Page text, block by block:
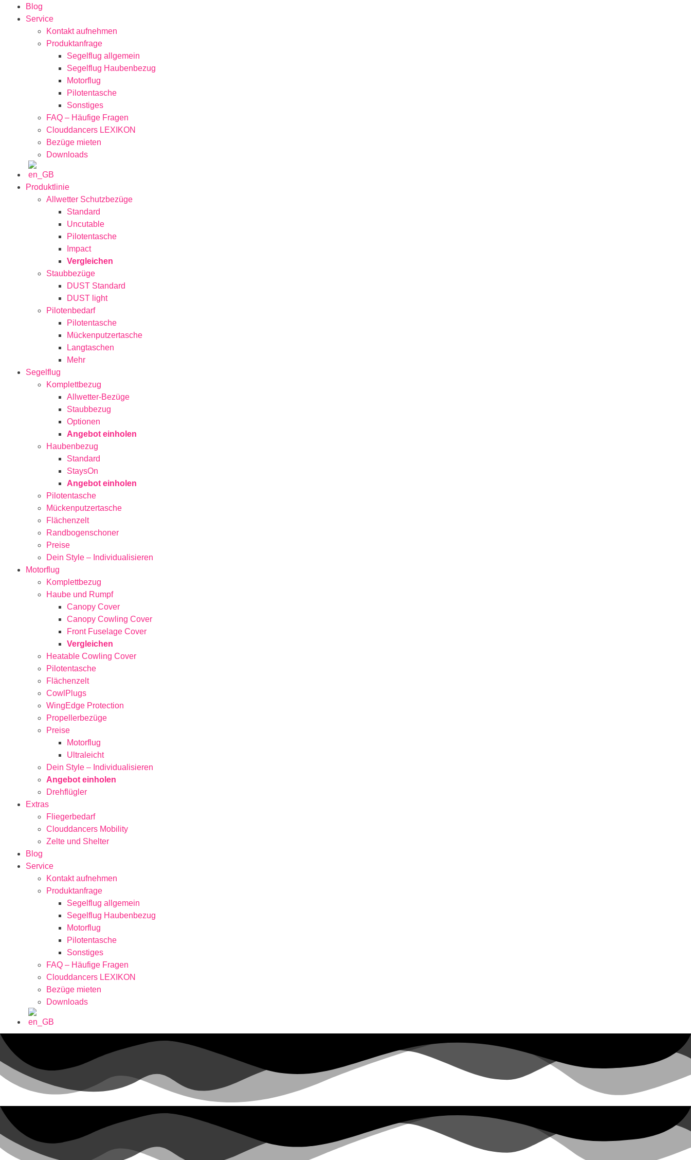
Blog
Service
Kontakt aufnehmen
Produktanfrage
Segelflug allgemein
Segelflug Haubenbezug
Motorflug
Pilotentasche
Sonstiges
FAQ – Häufige Fragen
Clouddancers LEXIKON
Bezüge mieten
Downloads
Produktlinie
Allwetter Schutzbezüge
Standard
Uncutable
Pilotentasche
Impact
Vergleichen
Staubbezüge
DUST Standard
DUST light
Pilotenbedarf
Pilotentasche
Mückenputzertasche
Langtaschen
Mehr
Segelflug
Komplettbezug
Allwetter-Bezüge
Staubbezug
Optionen
Angebot einholen
Haubenbezug
Standard
StaysOn
Angebot einholen
Pilotentasche
Mückenputzertasche
Flächenzelt
Randbogenschoner
Preise
Dein Style – Individualisieren
Motorflug
Komplettbezug
Haube und Rumpf
Canopy Cover
Canopy Cowling Cover
Front Fuselage Cover
Vergleichen
Heatable Cowling Cover
Pilotentasche
Flächenzelt
CowlPlugs
WingEdge Protection
Propellerbezüge
Preise
Motorflug
Ultraleicht
Dein Style – Individualisieren
Angebot einholen
Drehflügler
Extras
Fliegerbedarf
Clouddancers Mobility
Zelte und Shelter
Blog
Service
Kontakt aufnehmen
Produktanfrage
Segelflug allgemein
Segelflug Haubenbezug
Motorflug
Pilotentasche
Sonstiges
FAQ – Häufige Fragen
Clouddancers LEXIKON
Bezüge mieten
Downloads